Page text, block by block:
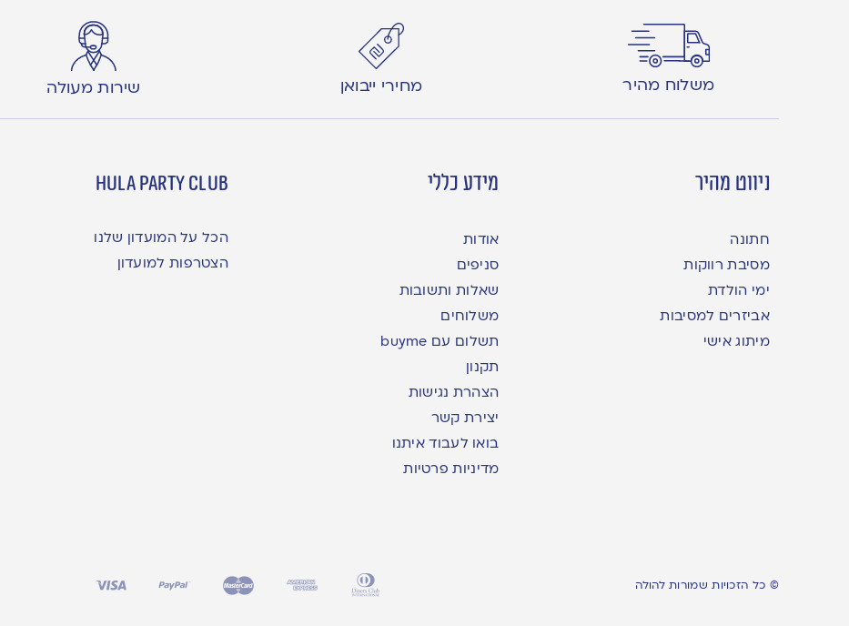
משלוח מהיר מחירי ייבואן שירות מעולה
ניווט מהיר
חתונה
מסיבת רווקות
ימי הולדת
אביזרים למסיבות
מיתוג אישי
מידע כללי
אודות
סניפים
שאלות ותשובות
משלוחים
תשלום עם buyme
תקנון
הצהרת נגישות
יצירת קשר
בואו לעבוד איתנו
מדיניות פרטיות
hula party club
הכל על המועדון שלנו
הצטרפות למועדון
© כל הזכויות שמורות להולה